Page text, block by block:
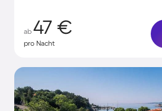
ab 47 €
pro Nacht